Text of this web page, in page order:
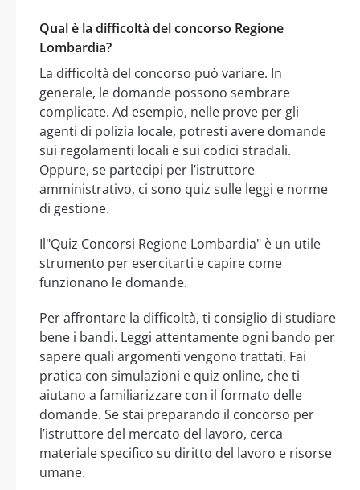
Qual è la difficoltà del concorso Regione
Lombardia?
La difficoltà del concorso può variare. In
generale, le domande possono sembrare
complicate. Ad esempio, nelle prove per gli
agenti di polizia locale, potresti avere domande
sui regolamenti locali e sui codici stradali.
Oppure, se partecipi per l’istruttore
amministrativo, ci sono quiz sulle leggi e norme
di gestione.
Il"Quiz Concorsi Regione Lombardia" è un utile
strumento per esercitarti e capire come
funzionano le domande.
Per affrontare la difficoltà, ti consiglio di studiare
bene i bandi. Leggi attentamente ogni bando per
sapere quali argomenti vengono trattati. Fai
pratica con simulazioni e quiz online, che ti
aiutano a familiarizzare con il formato delle
domande. Se stai preparando il concorso per
l’istruttore del mercato del lavoro, cerca
materiale specifico su diritto del lavoro e risorse
umane.